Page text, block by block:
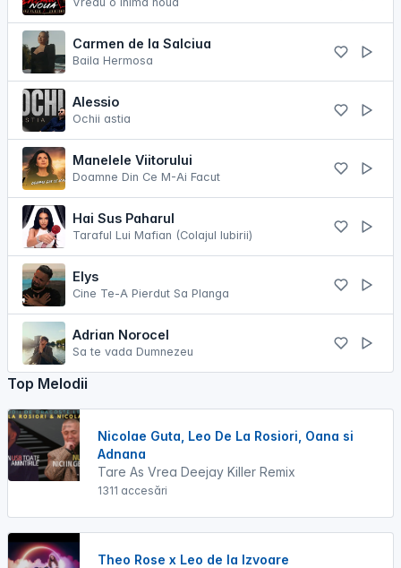
Carmen de la Salciua
Baila Hermosa
Alessio
Ochii astia
Manelele Viitorului
Doamne Din Ce M-Ai Facut
Hai Sus Paharul
Taraful Lui Mafian (Colajul Iubirii)
Elys
Cine Te-A Pierdut Sa Planga
Adrian Norocel
Sa te vada Dumnezeu
Top Melodii
Nicolae Guta, Leo De La Rosiori, Oana si
Adnana
Tare As Vrea Deejay Killer Remix
1311 accesări
Theo Rose x Leo de la Izvoare